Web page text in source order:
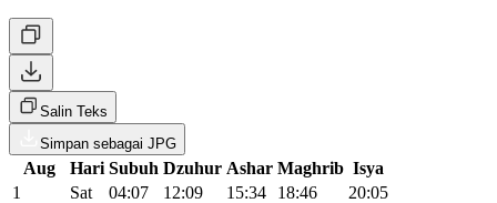
Salin Teks
Simpan sebagai JPG
Aug Hari Subuh Dzuhur Ashar Maghrib Isya
1
Sat 04:07 12:09 15:34 18:46
20:05